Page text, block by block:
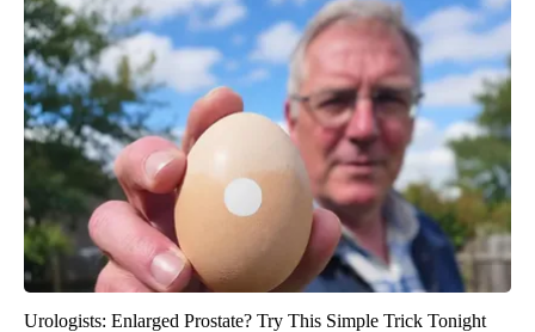
Urologists: Enlarged Prostate? Try This Simple Trick Tonight